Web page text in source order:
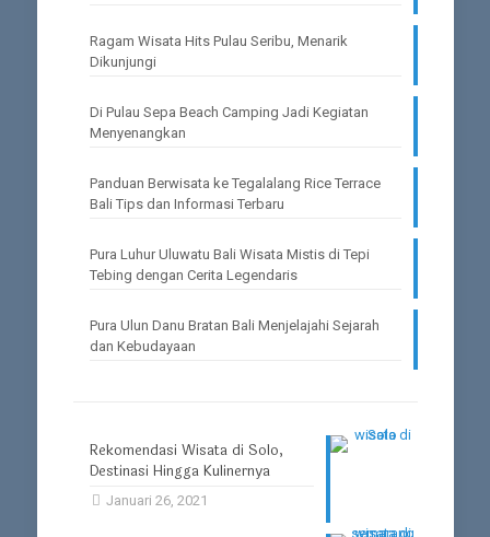
Ragam Wisata Hits Pulau Seribu, Menarik
Dikunjungi
Di Pulau Sepa Beach Camping Jadi Kegiatan
Menyenangkan
Panduan Berwisata ke Tegalalang Rice Terrace
Bali Tips dan Informasi Terbaru
Pura Luhur Uluwatu Bali Wisata Mistis di Tepi
Tebing dengan Cerita Legendaris
Pura Ulun Danu Bratan Bali Menjelajahi Sejarah
dan Kebudayaan
Rekomendasi Wisata di Solo,
Destinasi Hingga Kulinernya
Januari 26, 2021